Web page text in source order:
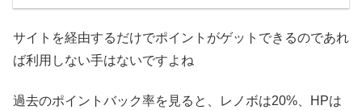
サイトを経由するだけでポイントがゲットできるのであれ
ば利用しない手はないですよね
過去のポイントバック率を見ると、レノボは20%、HPは